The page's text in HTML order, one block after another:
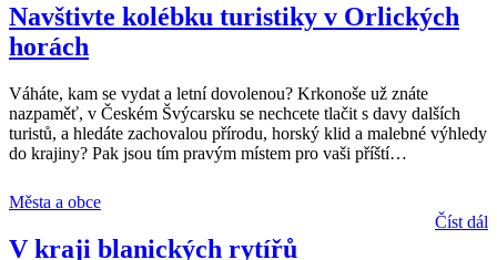
Navštivte kolébku turistiky v Orlických
horách
Váháte, kam se vydat a letní dovolenou? Krkonoše už znáte
nazpaměť, v Českém Švýcarsku se nechcete tlačit s davy dalších
turistů, a hledáte zachovalou přírodu, horský klid a malebné výhledy
do krajiny? Pak jsou tím pravým místem pro vaši příští…
Města a obce
Číst dál
V kraji blanických rytířů